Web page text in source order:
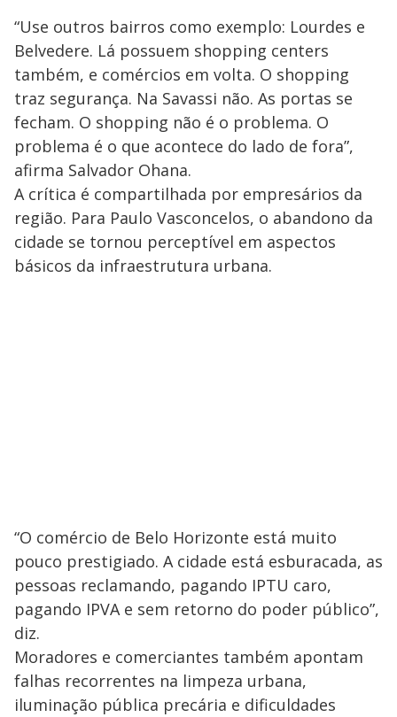
“Use outros bairros como exemplo: Lourdes e
Belvedere. Lá possuem shopping centers
também, e comércios em volta. O shopping
traz segurança. Na Savassi não. As portas se
fecham. O shopping não é o problema. O
problema é o que acontece do lado de fora”,
afirma Salvador Ohana.
A crítica é compartilhada por empresários da
região. Para Paulo Vasconcelos, o abandono da
cidade se tornou perceptível em aspectos
básicos da infraestrutura urbana.
“O comércio de Belo Horizonte está muito
pouco prestigiado. A cidade está esburacada, as
pessoas reclamando, pagando IPTU caro,
pagando IPVA e sem retorno do poder público”,
diz.
Moradores e comerciantes também apontam
falhas recorrentes na limpeza urbana,
iluminação pública precária e dificuldades